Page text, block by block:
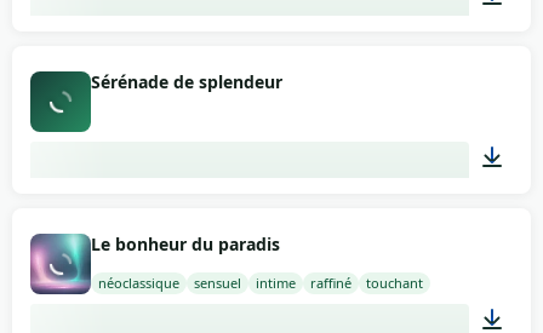
Sérénade de splendeur
Le bonheur du paradis
néoclassique sensuel intime raffiné touchant